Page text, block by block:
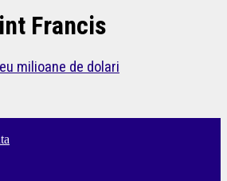
Francis
milioane de dolari